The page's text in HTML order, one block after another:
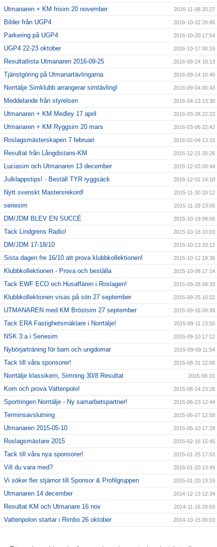
Utmanaren + KM frisim 20 november 2016-11-08 20:27
Bilder från UGP4 2016-10-22 20:45
Parkering på UGP4 2016-10-20 17:54
UGP4 22-23 oktober 2016-10-17 00:19
Resultatlista Utmanaren 2016-09-25 2016-09-24 10:13
Tjänstgöring på Utmanartävlingarna 2016-09-14 10:45
Norrtälje Simklubb arrangerar simtävling! 2016-09-04 00:43
Meddelande från styrelsen 2016-04-13 13:30
Utmanaren + KM Medley 17 april 2016-03-28 22:22
Utmanaren + KM Ryggsim 20 mars 2016-03-06 22:42
Roslagsmästerskapen 7 februari 2016-02-04 13:15
Resultat från Långdistans-KM 2015-12-21 20:26
Luciasim och Utmanaren 13 december 2015-12-03 08:44
Julklappstips! - Beställ TYR ryggsäck 2015-12-01 14:10
Nytt svenskt Mastersrekord! 2015-11-30 20:12
seriesim 2015-11-29 23:05
DM/JDM BLEV EN SUCCÈ 2015-10-19 08:06
Tack Lindgrens Radio! 2015-10-18 10:03
DM/JDM 17-18/10 2015-10-13 20:12
Sista dagen fre 16/10 att prova klubbkollektionen! 2015-10-12 19:36
Klubbkollektionen - Prova och beställa 2015-10-08 17:14
Tack EWF ECO och Husaffären i Roslagen! 2015-09-28 09:33
Klubbkollektionen visas på sön 27 september 2015-09-25 10:22
UTMANAREN med KM Bröstsim 27 september 2015-09-16 09:39
Tack ERA Fastighetsmäklare i Norrtälje! 2015-09-11 13:55
NSK 3:a i Seriesim 2015-09-10 17:12
Nybörjarträning för barn och ungdomar 2015-09-09 11:54
Tack till våra sponsorer! 2015-08-31 12:08
Norrtälje klassikern, Simning 30/8 Resultat 2015-08-31
Kom och prova Vattenpolo! 2015-08-24 23:26
Sportringen Norrtälje - Ny samarbetspartner! 2015-06-23 12:44
Terminsavslutning 2015-06-07 12:58
Utmanaren 2015-05-10 2015-05-10 17:29
Roslagsmästare 2015 2015-02-16 15:45
Tack till våra nya sponsorer! 2015-01-25 17:53
Vill du vara med? 2015-01-20 13:49
Vi söker fler stjärnor till Sponsor & Profilgruppen 2015-01-20 13:19
Utmanaren 14 december 2014-12-13 12:34
Resultat KM och Utmanare 16 nov 2014-11-16 20:59
Vattenpolon startar i Rimbo 26 oktober 2014-10-15 00:03